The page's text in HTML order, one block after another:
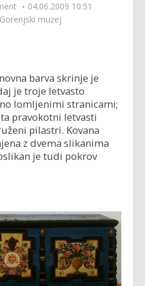
04.06.2009 10:51
Gorenjski muzej
barva skrinje je
je troje letvasto
lomljenimi stranicami;
pravokotni letvasti
pilastri. Kovana
z dvema slikanima
je tudi pokrov